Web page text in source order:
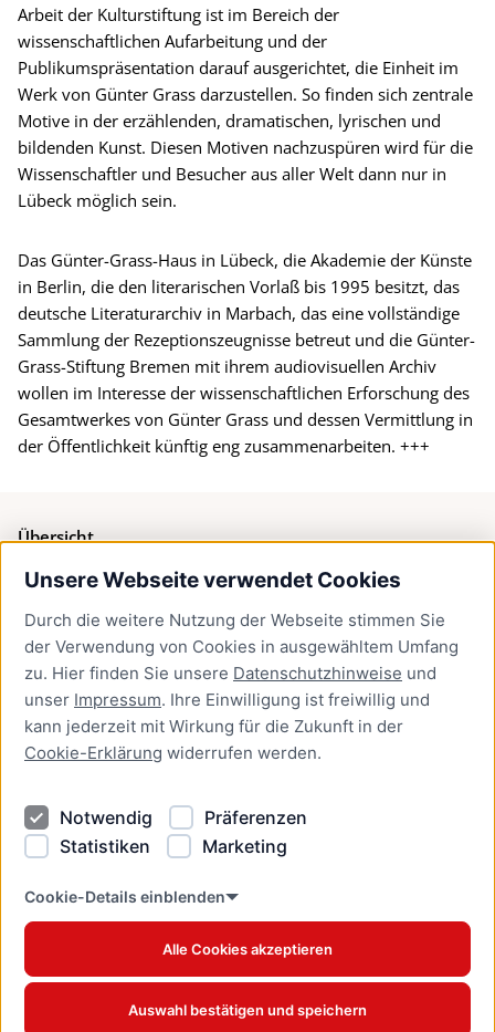
Unsere Webseite verwendet Cookies
Durch die weitere Nutzung der Webseite stimmen Sie
der Verwendung von Cookies in ausgewähltem Umfang
zu. Hier finden Sie unsere Datenschutzhinweise und
unser Impressum. Ihre Einwilligung ist freiwillig und
kann jederzeit mit Wirkung für die Zukunft in der
Cookie-Erklärung widerrufen werden.
Notwendig
Präferenzen
Statistiken
Marketing
Cookie-Details einblenden
Alle Cookies akzeptieren
Auswahl bestätigen und speichern
Arbeit der Kulturstiftung ist im Bereich der
wissenschaftlichen Aufarbeitung und der
Publikumspräsentation darauf ausgerichtet, die Einheit im
Werk von Günter Grass darzustellen. So finden sich zentrale
Motive in der erzählenden, dramatischen, lyrischen und
bildenden Kunst. Diesen Motiven nachzuspüren wird für die
Wissenschaftler und Besucher aus aller Welt dann nur in
Lübeck möglich sein.
Das Günter-Grass-Haus in Lübeck, die Akademie der Künste
in Berlin, die den literarischen Vorlaß bis 1995 besitzt, das
deutsche Literaturarchiv in Marbach, das eine vollständige
Sammlung der Rezeptionszeugnisse betreut und die Günter-
Grass-Stiftung Bremen mit ihrem audiovisuellen Archiv
wollen im Interesse der wissenschaftlichen Erforschung des
Gesamtwerkes von Günter Grass und dessen Vermittlung in
der Öffentlichkeit künftig eng zusammenarbeiten. +++
Übersicht
Bürgerservice
Presse
Newsletter Lübeck:kompakt
Kontakt
Kontakt
Datenschutzhinweise
Barrierefreiheit
Cookie Erklärung
www.luebeck.de